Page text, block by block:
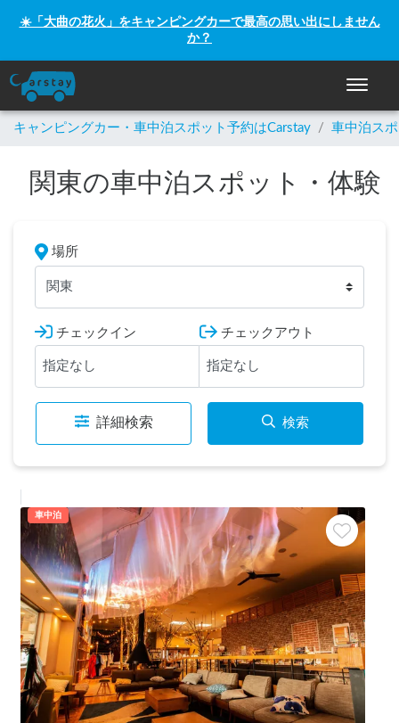
☀️「大曲の花火」をキャンピングカーで最高の思い出にしません
か？
ナビゲ
キャンピングカー・車中泊スポット予約はCarstay / 車中泊ス
関東の車中泊スポット・体験
場所
関東
チェックイン チェックアウト
詳細検索 検索
車中泊